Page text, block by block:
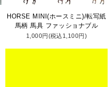
HORSE MINI(ホースミニ)/転写紙
馬柄 馬具 ファッショナブル
1,000円(税込1,100円)